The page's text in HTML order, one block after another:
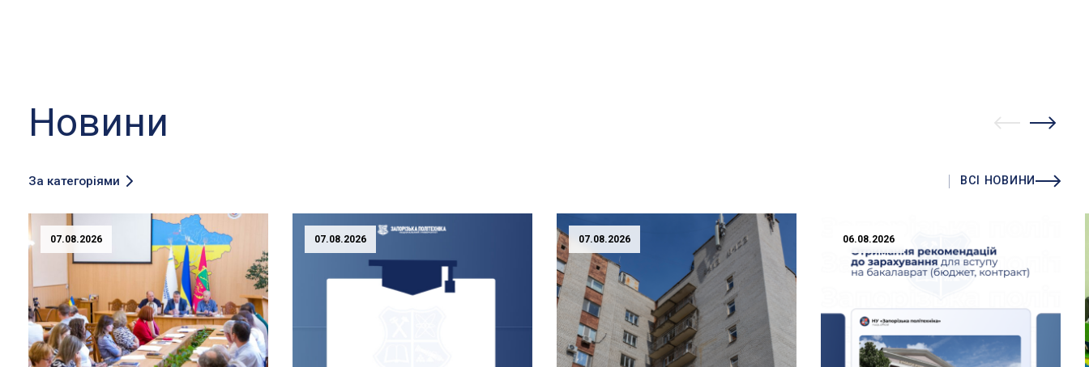
Новини
За категоріями ВСІ НОВИНИ
07.08.2026 07.08.2026 07.08.2026 06.08.2026